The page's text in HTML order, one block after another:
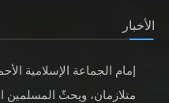
الأخبار
إمام الجماعة الإسلامية
متلازمان، ويحثّ المسلمين